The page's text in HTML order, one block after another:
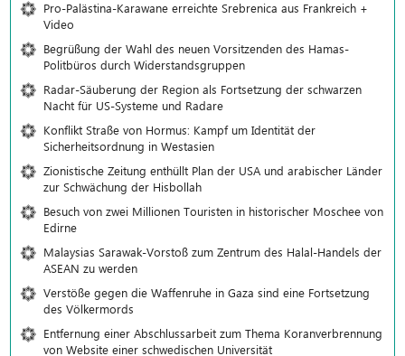
Pro-Palästina-Karawane erreichte Srebrenica aus Frankreich +
Video
Begrüßung der Wahl des neuen Vorsitzenden des Hamas-
Politbüros durch Widerstandsgruppen
Radar-Säuberung der Region als Fortsetzung der schwarzen
Nacht für US-Systeme und Radare
Konflikt Straße von Hormus: Kampf um Identität der
Sicherheitsordnung in Westasien
Zionistische Zeitung enthüllt Plan der USA und arabischer Länder
zur Schwächung der Hisbollah
Besuch von zwei Millionen Touristen in historischer Moschee von
Edirne
Malaysias Sarawak-Vorstoß zum Zentrum des Halal-Handels der
ASEAN zu werden
Verstöße gegen die Waffenruhe in Gaza sind eine Fortsetzung
des Völkermords
Entfernung einer Abschlussarbeit zum Thema Koranverbrennung
von Website einer schwedischen Universität